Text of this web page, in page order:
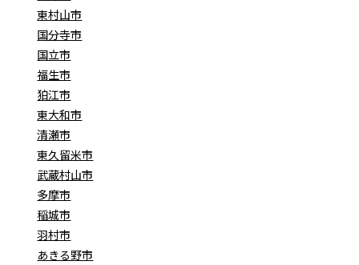
東村山市
国分寺市
国立市
福生市
狛江市
東大和市
清瀬市
東久留米市
武蔵村山市
多摩市
稲城市
羽村市
あきる野市